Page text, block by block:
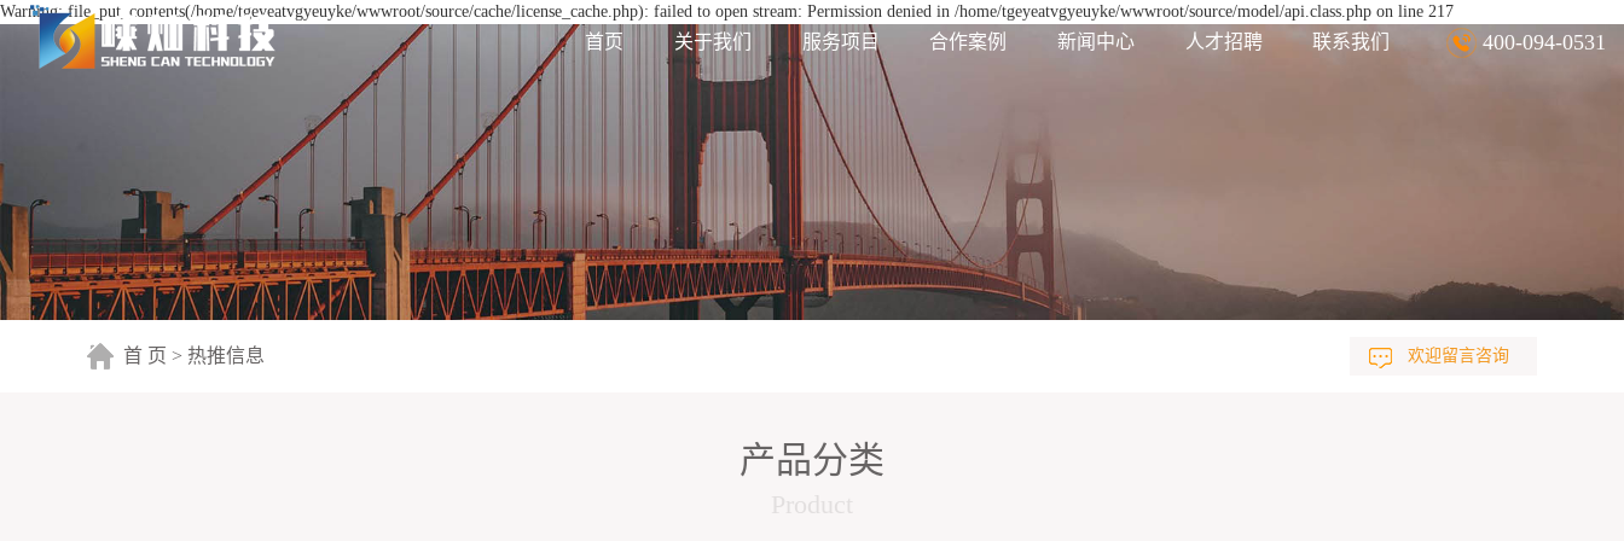
Warning: file_put_contents(/home/tgeyeatvgyeuyke/wwwroot/source/cache/license_cache.php): failed to open stream: Permission denied in /home/tgeyeatvgyeuyke/wwwroot/source/model/api.class.php on line 217
首页 关于我们 服务项目 合作案例 新闻中心 人才招聘 联系我们 400-094-0531
首 页 > 热推信息 欢迎留言咨询
产品分类